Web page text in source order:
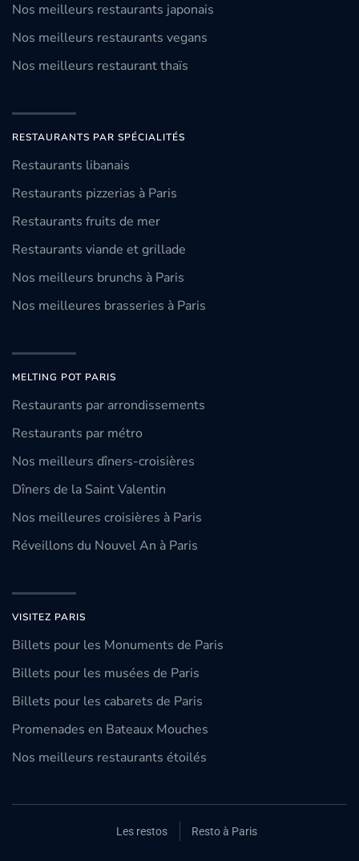
Nos meilleurs restaurants japonais
Nos meilleurs restaurants vegans
Nos meilleurs restaurant thaïs
RESTAURANTS PAR SPÉCIALITÉS
Restaurants libanais
Restaurants pizzerias à Paris
Restaurants fruits de mer
Restaurants viande et grillade
Nos meilleurs brunchs à Paris
Nos meilleures brasseries à Paris
MELTING POT PARIS
Restaurants par arrondissements
Restaurants par métro
Nos meilleurs dîners-croisières
Dîners de la Saint Valentin
Nos meilleures croisières à Paris
Réveillons du Nouvel An à Paris
VISITEZ PARIS
Billets pour les Monuments de Paris
Billets pour les musées de Paris
Billets pour les cabarets de Paris
Promenades en Bateaux Mouches
Nos meilleurs restaurants étoilés
Les restos Resto à Paris